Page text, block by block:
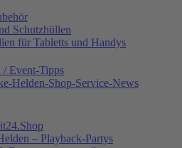
Schutzhüllen
für Tabletts und Handys
/ Event-Tipps
Helden-Shop-Service-News
– Playback-Partys